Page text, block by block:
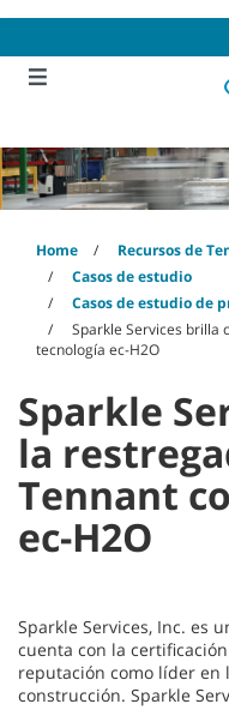
content
navigation
menu
Home Recursos de
Casos de estudio
Casos de estudio de
Sparkle Services brilla
tecnología ec-H2O
Sparkle
la
Tennant
ec-H2O
Sparkle Services, Inc. es
cuenta con la
reputación como líder en
construcción. Sparkle